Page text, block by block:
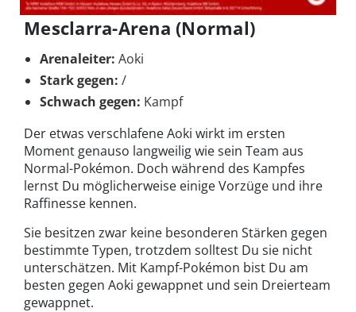
Mesclarra-Arena (Normal)
Arenaleiter: Aoki
Stark gegen: /
Schwach gegen: Kampf
Der etwas verschlafene Aoki wirkt im ersten
Moment genauso langweilig wie sein Team aus
Normal-Pokémon. Doch während des Kampfes
lernst Du möglicherweise einige Vorzüge und ihre
Raffinesse kennen.
Sie besitzen zwar keine besonderen Stärken gegen
bestimmte Typen, trotzdem solltest Du sie nicht
unterschätzen. Mit Kampf-Pokémon bist Du am
besten gegen Aoki gewappnet und sein Dreierteam
gewappnet.